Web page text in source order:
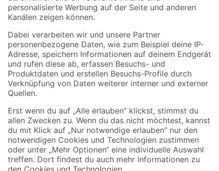
Folge uns
Zahlungsarten Versandarten
Sicher einkaufen
Jetzt die toom-App herunterladen